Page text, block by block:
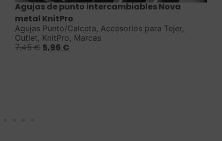
Agujas de punto intercambiables Nova
metal KnitPro
Agujas Punto/Calceta, Accesorios para Tejer,
Outlet, KnitPro, Marcas
7,45€ 5,96 €